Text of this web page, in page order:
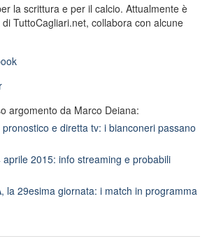
la scrittura e per il calcio. Attualmente è
TuttoCagliari.net, collabora con alcune
argomento da Marco Deiana:
e diretta tv: i bianconeri passano
aprile 2015: info streaming e probabili
la 29esima giornata: i match in programma